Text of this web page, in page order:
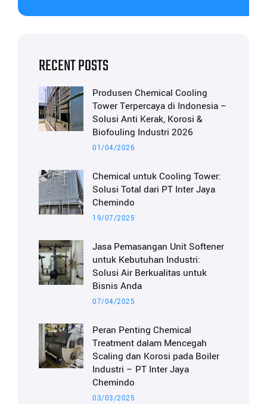
RECENT POSTS
Produsen Chemical Cooling
Tower Terpercaya di Indonesia –
Solusi Anti Kerak, Korosi &
Biofouling Industri 2026
01/04/2026
Chemical untuk Cooling Tower:
Solusi Total dari PT Inter Jaya
Chemindo
19/07/2025
Jasa Pemasangan Unit Softener
untuk Kebutuhan Industri:
Solusi Air Berkualitas untuk
Bisnis Anda
07/04/2025
Peran Penting Chemical
Treatment dalam Mencegah
Scaling dan Korosi pada Boiler
Industri – PT Inter Jaya
Chemindo
03/03/2025